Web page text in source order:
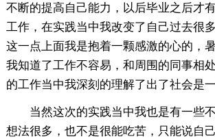
不断的提高自己能力，以后毕业之后才
工作，在实践当中我改变了自己过去很
这一点上面我是抱着一颗感激的心的，
我知道了工作不容易，和周围的同事相
的工作当中我深刻的理解了出了社会是
当然这次的实践当中我也是有一些
想法很多，也不是很能吃苦，只能说自